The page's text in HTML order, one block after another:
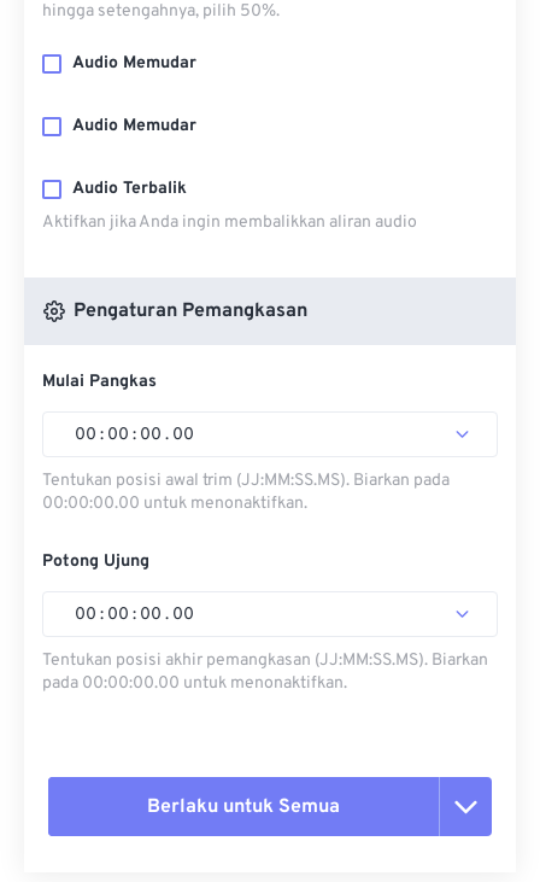
hingga setengahnya, pilih 50%.
Audio Memudar
Audio Memudar
Audio Terbalik
Aktifkan jika Anda ingin membalikkan aliran audio
Pengaturan Pemangkasan
Mulai Pangkas
00 : 00 : 00 . 00
Tentukan posisi awal trim (JJ:MM:SS.MS). Biarkan pada
00:00:00.00 untuk menonaktifkan.
Potong Ujung
00 : 00 : 00 . 00
Tentukan posisi akhir pemangkasan (JJ:MM:SS.MS). Biarkan
pada 00:00:00.00 untuk menonaktifkan.
Berlaku untuk Semua